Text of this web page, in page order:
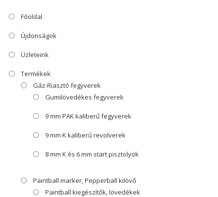
Főoldal
Újdonságok
Üzleteink
Termékek
Gáz-Riasztó fegyverek
Gumilövedékes fegyverek
9 mm PAK kaliberű fegyverek
9 mm K kaliberű revolverek
8 mm K és 6 mm start pisztolyok
Paintball marker, Pepperball kilövő
Paintball kiegészítők, lövedékek